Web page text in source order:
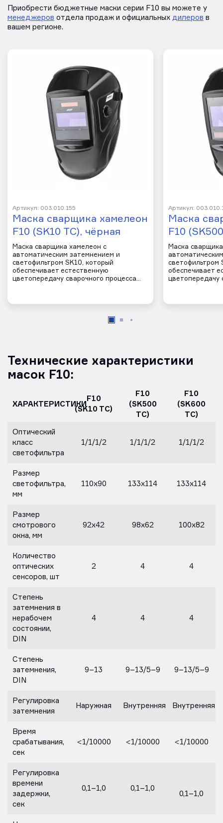
Приобрести бюджетные маски серии F10 вы можете у
менеджеров отдела продаж и официальных дилеров в
вашем регионе.
Артикул: 003.010.155
Маска сварщика хамелеон
F10 (SK10 TC), чёрная
Маска сварщика хамелеон с
автоматическим затемнением и
светофильтром SK10, который
обеспечивает естественную
цветопередачу сварочного процесса…
Артикул:
Маска
F10
Маска
светофильтром
обеспечивает
цветопередачу
Технические характеристики
масок F10:
ХАРАКТЕРИСТИКИ
F10
(SK10 TC)
F10
(SK500
TC)
F10
(SK600
TC)
Оптический
класс
светофильтра
1/1/1/2 1/1/1/2 1/1/1/2
Размер
светофильтра,
мм
110х90 133х114 133х114
Размер
смотрового
окна, мм
92х42 98х62 100х82
Количество
оптических
сенсоров, шт
2 4 4
Степень
затемнения в
нерабочем
состоянии,
DIN
4 4 4
Степень
затемнения,
DIN
9–13 9–13/5–9 9–13/5–9
Регулировка
затемнения
Наружная Внутренняя Внутренняя
Время
срабатывания,
сек
<1/10000 <1/10000 <1/10000
Регулировка
времени
задержки,
сек
0,1–1,0 0,1–1,0
0,1–1,0